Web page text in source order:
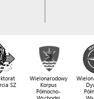
SZ
Wielonarodowy
Korpus
Północno-